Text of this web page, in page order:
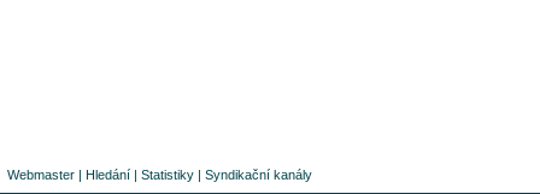
Webmaster | Hledání | Statistiky | Syndikační kanály